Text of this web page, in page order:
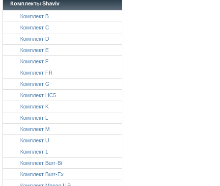
Комплекты Shaviv
Комплект B
Комплект C
Комплект D
Комплект E
Комплект F
Комплект FR
Комплект G
Комплект HC5
Комплект K
Комплект L
Комплект M
Комплект U
Комплект 1
Комплект Burr-Bi
Комплект Burr-Ex